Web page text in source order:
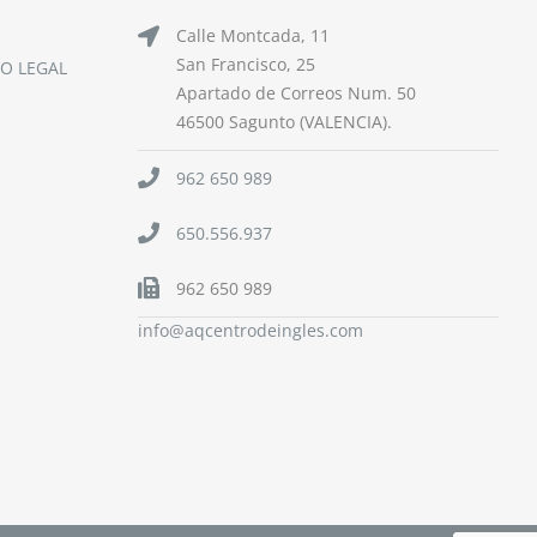
LEGAL
Calle Montcada, 11
San Francisco, 25
Apartado de Correos Num. 50
46500 Sagunto (VALENCIA).
962 650 989
650.556.937
962 650 989
info@aqcentrodeingles.com